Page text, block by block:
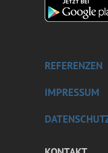
REFERENZEN
IMPRESSUM